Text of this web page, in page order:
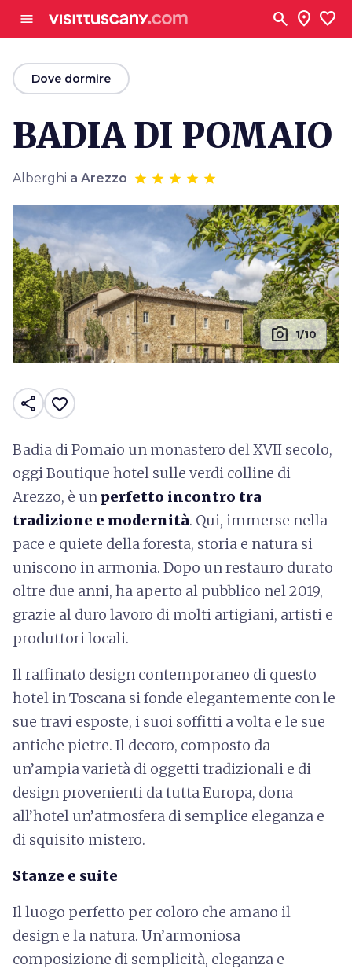
menu search location_on favorite
arrow_backDove dormire
BADIA DI POMAIO
Alberghi a Arezzo
photo_camera 1/10
share favorite_border
Badia di Pomaio un monastero del XVII secolo,
oggi Boutique hotel sulle verdi colline di
Arezzo, è un perfetto incontro tra
tradizione e modernità. Qui, immerse nella
pace e quiete della foresta, storia e natura si
uniscono in armonia. Dopo un restauro durato
oltre due anni, ha aperto al pubblico nel 2019,
grazie al duro lavoro di molti artigiani, artisti e
produttori locali.
Il raffinato design contemporaneo di questo
hotel in Toscana si fonde elegantemente con le
sue travi esposte, i suoi soffitti a volta e le sue
antiche pietre. Il decoro, composto da
un’ampia varietà di oggetti tradizionali e di
design provenienti da tutta Europa, dona
all’hotel un’atmosfera di semplice eleganza e
di squisito mistero.
Stanze e suite
Il luogo perfetto per coloro che amano il
design e la natura. Un’armoniosa
composizione di semplicità, eleganza e